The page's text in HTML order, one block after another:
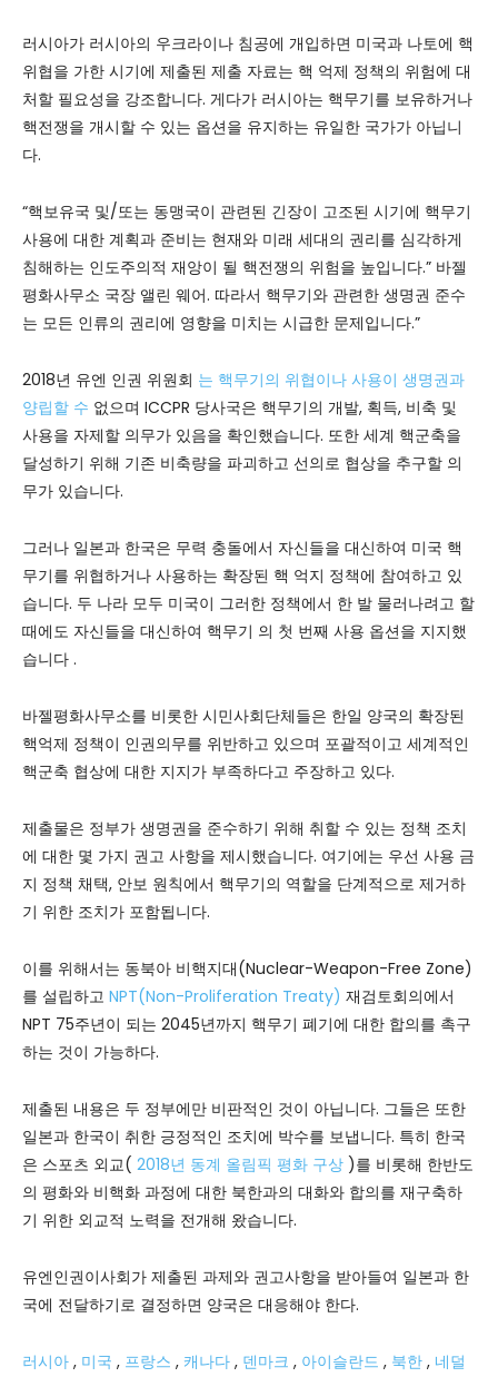
러시아가 러시아의 우크라이나 침공에 개입하면 미국과 나토에 핵
위협을 가한 시기에 제출된 제출 자료는 핵 억제 정책의 위험에 대
처할 필요성을 강조합니다. 게다가 러시아는 핵무기를 보유하거나
핵전쟁을 개시할 수 있는 옵션을 유지하는 유일한 국가가 아닙니
다.
“핵보유국 및/또는 동맹국이 관련된 긴장이 고조된 시기에 핵무기
사용에 대한 계획과 준비는 현재와 미래 세대의 권리를 심각하게
침해하는 인도주의적 재앙이 될 핵전쟁의 위험을 높입니다.” 바젤
평화사무소 국장 앨린 웨어. 따라서 핵무기와 관련한 생명권 준수
는 모든 인류의 권리에 영향을 미치는 시급한 문제입니다.”
2018년 유엔 인권 위원회 는 핵무기의 위협이나 사용이 생명권과
양립할 수 없으며 ICCPR 당사국은 핵무기의 개발, 획득, 비축 및
사용을 자제할 의무가 있음을 확인했습니다. 또한 세계 핵군축을
달성하기 위해 기존 비축량을 파괴하고 선의로 협상을 추구할 의
무가 있습니다.
그러나 일본과 한국은 무력 충돌에서 자신들을 대신하여 미국 핵
무기를 위협하거나 사용하는 확장된 핵 억지 정책에 참여하고 있
습니다. 두 나라 모두 미국이 그러한 정책에서 한 발 물러나려고 할
때에도 자신들을 대신하여 핵무기 의 첫 번째 사용 옵션을 지지했
습니다 .
바젤평화사무소를 비롯한 시민사회단체들은 한일 양국의 확장된
핵억제 정책이 인권의무를 위반하고 있으며 포괄적이고 세계적인
핵군축 협상에 대한 지지가 부족하다고 주장하고 있다.
제출물은 정부가 생명권을 준수하기 위해 취할 수 있는 정책 조치
에 대한 몇 가지 권고 사항을 제시했습니다. 여기에는 우선 사용 금
지 정책 채택, 안보 원칙에서 핵무기의 역할을 단계적으로 제거하
기 위한 조치가 포함됩니다.
이를 위해서는 동북아 비핵지대(Nuclear-Weapon-Free Zone)
를 설립하고 NPT(Non-Proliferation Treaty) 재검토회의에서
NPT 75주년이 되는 2045년까지 핵무기 폐기에 대한 합의를 촉구
하는 것이 가능하다.
제출된 내용은 두 정부에만 비판적인 것이 아닙니다. 그들은 또한
일본과 한국이 취한 긍정적인 조치에 박수를 보냅니다. 특히 한국
은 스포츠 외교( 2018년 동계 올림픽 평화 구상 )를 비롯해 한반도
의 평화와 비핵화 과정에 대한 북한과의 대화와 합의를 재구축하
기 위한 외교적 노력을 전개해 왔습니다.
유엔인권이사회가 제출된 과제와 권고사항을 받아들여 일본과 한
국에 전달하기로 결정하면 양국은 대응해야 한다.
러시아 , 미국 , 프랑스 , 캐나다 , 덴마크 , 아이슬란드 , 북한 , 네덜